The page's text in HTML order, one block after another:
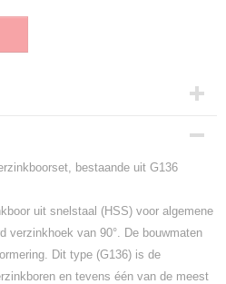
bestaande uit G136
uit snelstaal (HSS) voor algemene
verzinkhoek van 90°. De bouwmaten
Dit type (G136) is de
en tevens één van de meest